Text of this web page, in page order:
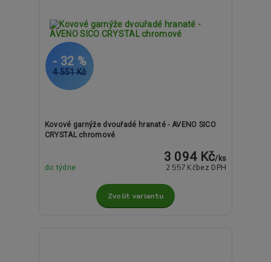
4 551 Kč
- 32 %
Kovové garnýže dvouřadé hranaté - AVENO SICO
CRYSTAL chromové
3 094 Kč/ ks
2 557 Kč bez DPH
do týdne
Zvolit variantu